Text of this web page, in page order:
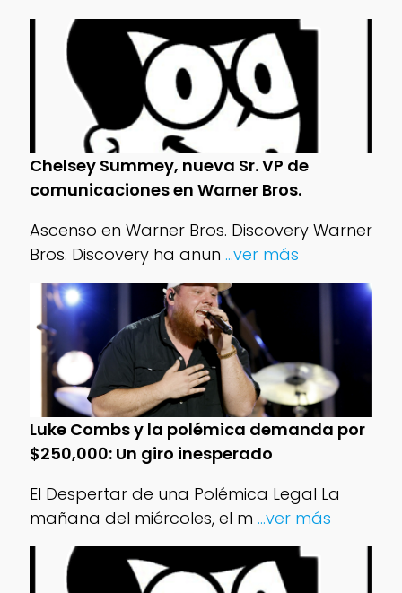
Chelsey Summey, nueva Sr. VP de
comunicaciones en Warner Bros.
Ascenso en Warner Bros. Discovery Warner
Bros. Discovery ha anun ...ver más
Luke Combs y la polémica demanda por
$250,000: Un giro inesperado
El Despertar de una Polémica Legal La
mañana del miércoles, el m ...ver más